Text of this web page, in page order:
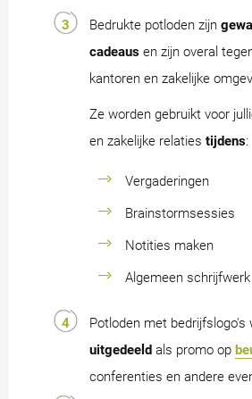
Bedrukte potloden zijn
cadeaus en zijn overal
kantoren en zakelijke
Ze worden gebruikt voor
en zakelijke relaties tijdens:
Vergaderingen
Brainstormsessies
Notities maken
Algemeen schrijfwerk
Potloden met bedrijfslogo's
uitgedeeld als promo op
conferenties en andere